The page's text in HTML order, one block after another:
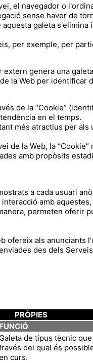
el navegador o
sense haver de
galeta
per exemple, per
genera una
la Web per
de la “Cookie”
en el temps.
més atractius per als
la Web, la
amb propòsits
a cada usuari
amb
permeten oferir
ofereix als anunciants
des dels
PRÒPIES
FUNCIÓ
Galeta de tipus tècnic
del qual és
curs.